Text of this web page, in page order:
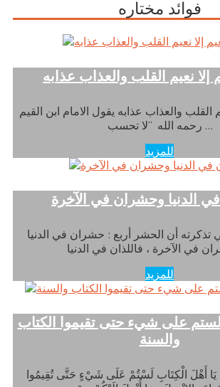
فوائد مختاره
إلا نعيم القلب والعذاب عذابه
القلب والعذاب عذابه يقول الامام ابن القيم
رحمه الله “لا تحسب …
للمزيد
الدنيا وحشران في الآخرة
أن الحشر أربع : حشران في الدنيا
للمزيد
لستم على شيء حتى تقيموا الكتاب
والسنة
يَا أَهْلَ الْكِتَابِ لَسْتُمْ عَلَى شَيْءٍ حَتَّى تُقِيمُوا